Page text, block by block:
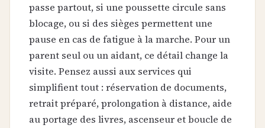
passe partout, si une poussette circule sans
blocage, ou si des sièges permettent une
pause en cas de fatigue à la marche. Pour un
parent seul ou un aidant, ce détail change la
visite. Pensez aussi aux services qui
simplifient tout : réservation de documents,
retrait préparé, prolongation à distance, aide
au portage des livres, ascenseur et boucle de